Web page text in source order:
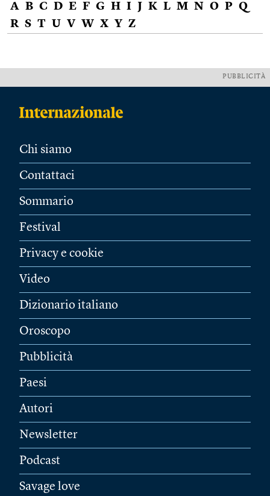
A B C D E F G H I J K L M N O P Q
R S T U V W X Y Z
PUBBLICITÀ
Chi siamo
Contattaci
Sommario
Festival
Privacy e cookie
Video
Dizionario italiano
Oroscopo
Pubblicità
Paesi
Autori
Newsletter
Podcast
Savage love